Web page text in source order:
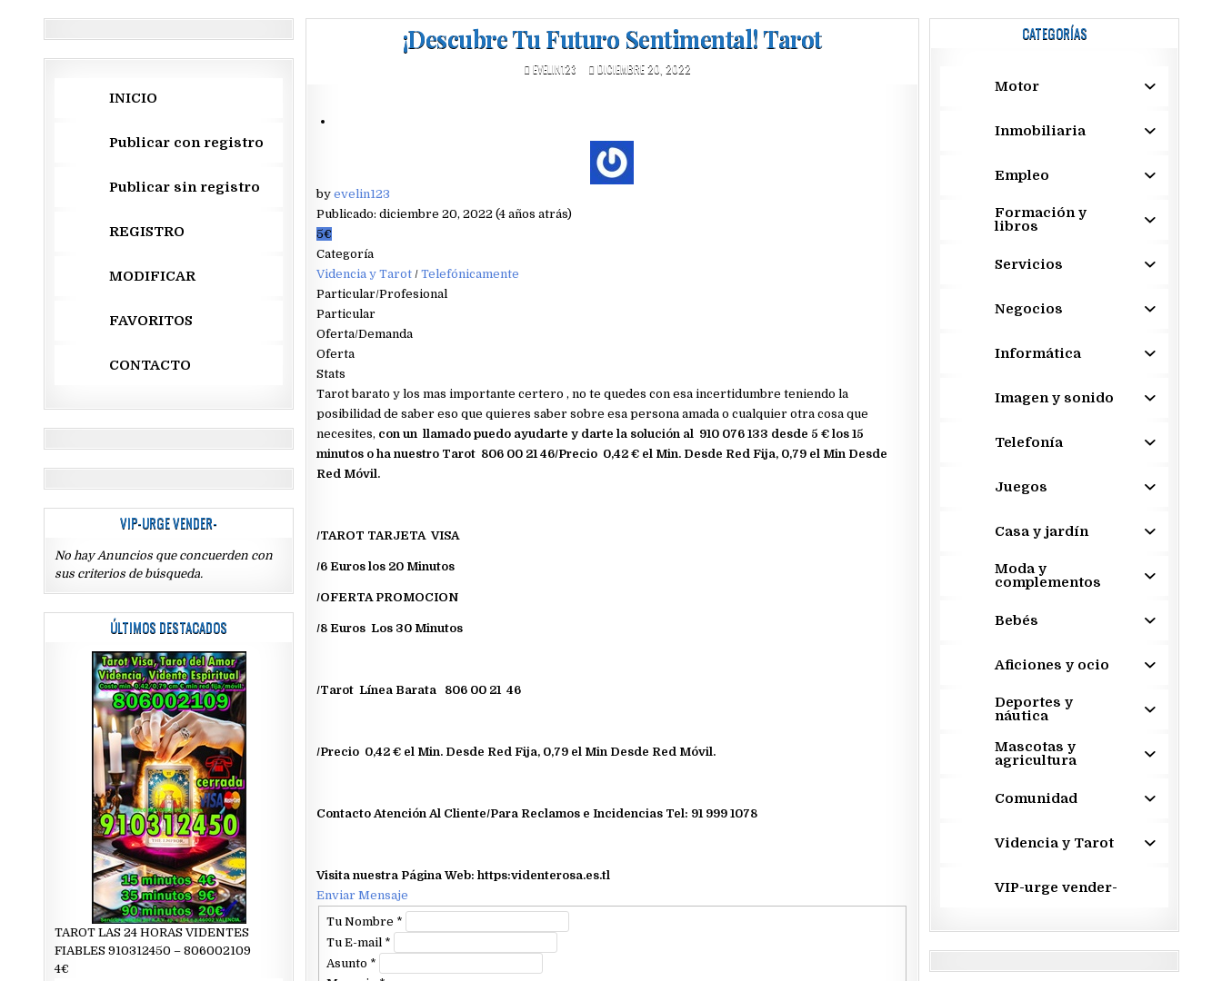
¡Descubre Tu Futuro Sentimental! Tarot
EVELIN123 DICIEMBRE 20, 2022
by evelin123
Publicado: diciembre 20, 2022 (4 años atrás)
5€
Categoría
Videncia y Tarot/ Telefónicamente
Particular/Profesional
Particular
Oferta/Demanda
Oferta
Stats
Tarot barato y los mas importante certero , no te quedes con esa incertidumbre teniendo la
posibilidad de saber eso que quieres saber sobre esa persona amada o cualquier otra cosa que
necesites, con un llamado puedo ayudarte y darte la solución al 910 076 133 desde 5 € los 15
minutos o ha nuestro Tarot 806 00 21 46/Precio 0,42 € el Min. Desde Red Fija, 0,79 el Min Desde
Red Móvil.
/TAROT TARJETA VISA
/6 Euros los 20 Minutos
/OFERTA PROMOCION
/8 Euros Los 30 Minutos
/Tarot Línea Barata 806 00 21 46
/Precio 0,42 € el Min. Desde Red Fija, 0,79 el Min Desde Red Móvil.
Contacto Atención Al Cliente/Para Reclamos e Incidencias Tel: 91 999 1078
Visita nuestra Página Web: https:videnterosa.es.tl
Enviar Mensaje
Tu Nombre *
Tu E-mail *
Asunto *
INICIO
Publicar con registro
Publicar sin registro
REGISTRO
MODIFICAR
FAVORITOS
CONTACTO
VIP-URGE VENDER-
No hay Anuncios que concuerden con
sus criterios de búsqueda.
ÚLTIMOS DESTACADOS
TAROT LAS 24 HORAS VIDENTES
FIABLES 910312450 – 806002109
4€
CATEGORÍAS
Motor
Inmobiliaria
Empleo
Formación y
libros
Servicios
Negocios
Informática
Imagen y sonido
Telefonía
Juegos
Casa y jardín
Moda y
complementos
Bebés
Aficiones y ocio
Deportes y
náutica
Mascotas y
agricultura
Comunidad
Videncia y Tarot
VIP-urge vender-